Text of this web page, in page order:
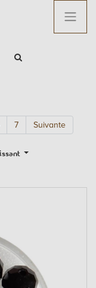
7 Suivante